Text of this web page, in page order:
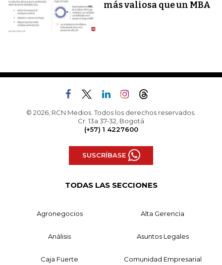
más valiosa que un MBA
© 2026, RCN Medios. Todos los derechos reservados.
Cr. 13a 37-32, Bogotá
(+57) 1 4227600
SUSCRÍBASE
TODAS LAS SECCIONES
Agronegocios Alta Gerencia
Análisis Asuntos Legales
Caja Fuerte Comunidad Empresarial